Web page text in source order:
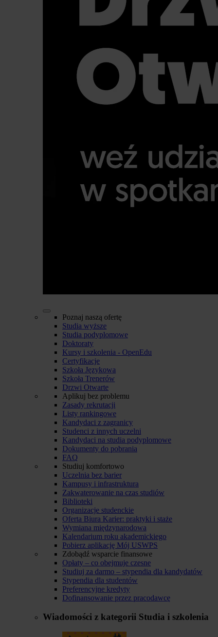
Poznaj naszą ofertę
Studia wyższe
Studia podyplomowe
Doktoraty
Kursy i szkolenia - OpenEdu
Certyfikacje
Szkoła Językowa
Szkoła Trenerów
Drzwi Otwarte
Aplikuj bez problemu
Zasady rekrutacji
Listy rankingowe
Kandydaci z zagranicy
Studenci z innych uczelni
Kandydaci na studia podyplomowe
Dokumenty do pobrania
FAQ
Studiuj komfortowo
Uczelnia bez barier
Kampusy i infrastruktura
Zakwaterowanie na czas studiów
Biblioteki
Organizacje studenckie
Oferta Biura Karier: praktyki i staże
Wymiana międzynarodowa
Kalendarium roku akademickiego
Pobierz aplikację Mój USWPS
Zdobądź wsparcie finansowe
Opłaty – co obejmuje czesne
Studiuj za darmo – stypendia dla kandydatów
Stypendia dla studentów
Preferencyjne kredyty
Dofinansowanie przez pracodawcę
Wiadomości z kategorii Studia i szkolenia